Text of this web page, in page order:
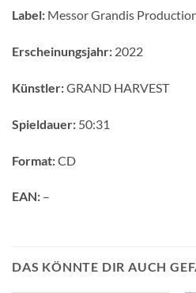
Label: Messor Grandis
Erscheinungsjahr: 2022
Künstler:GRAND HARVEST
Spieldauer: 50:31
Format:CD
EAN: –
DAS KÖNNTE DIR AUCH